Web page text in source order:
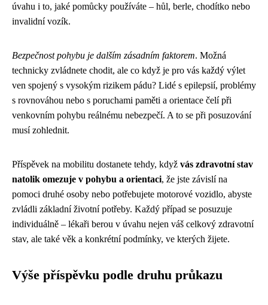
úvahu i to, jaké pomůcky používáte – hůl, berle, chodítko nebo
invalidní vozík.
Bezpečnost pohybu je dalším zásadním faktorem. Možná
technicky zvládnete chodit, ale co když je pro vás každý výlet
ven spojený s vysokým rizikem pádu? Lidé s epilepsií, problémy
s rovnováhou nebo s poruchami paměti a orientace čelí při
venkovním pohybu reálnému nebezpečí. A to se při posuzování
musí zohlednit.
Příspěvek na mobilitu dostanete tehdy, když vás zdravotní stav
natolik omezuje v pohybu a orientaci, že jste závislí na
pomoci druhé osoby nebo potřebujete motorové vozidlo, abyste
zvládli základní životní potřeby. Každý případ se posuzuje
individuálně – lékaři berou v úvahu nejen váš celkový zdravotní
stav, ale také věk a konkrétní podmínky, ve kterých žijete.
Výše příspěvku podle druhu průkazu